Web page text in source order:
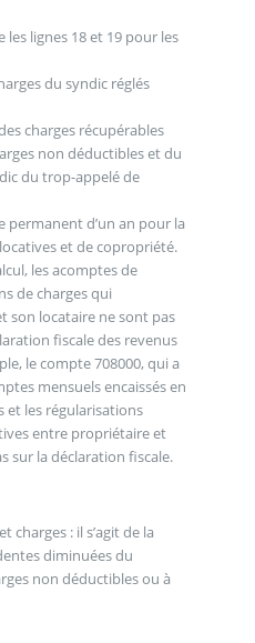
lignes 18 et 19 pour les
du syndic réglés
charges récupérables
non déductibles et du
du trop-appelé de
permanent d’un an pour la
et de copropriété.
les acomptes de
de charges qui
son locataire ne sont pas
fiscale des revenus
le compte 708000, qui a
mensuels encaissés en
et les régularisations
entre propriétaire et
sur la déclaration fiscale.
charges : il s’agit de la
diminuées du
non déductibles ou à